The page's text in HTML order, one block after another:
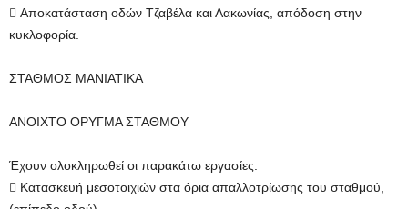
 Αποκατάσταση οδών Τζαβέλα και Λακωνίας, απόδοση στην
κυκλοφορία.
ΣΤΑΘΜΟΣ ΜΑΝΙΑΤΙΚΑ
ΑΝΟΙΧΤΟ ΟΡΥΓΜΑ ΣΤΑΘΜΟΥ
Έχουν ολοκληρωθεί οι παρακάτω εργασίες:
 Κατασκευή μεσοτοιχιών στα όρια απαλλοτρίωσης του σταθμού,